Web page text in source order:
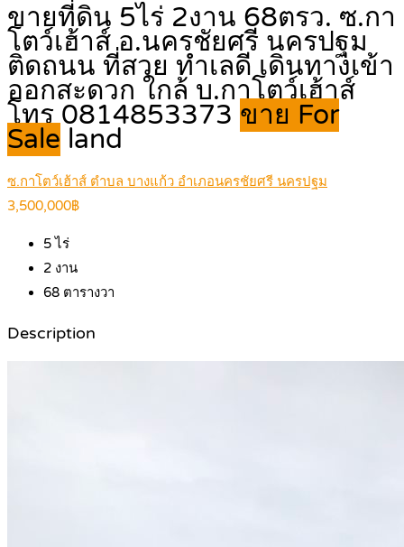
ขายที่ดิน 5ไร่ 2งาน 68ตรว. ซ.กา
โตว์เฮ้าส์ อ.นครชัยศรี นครปฐม
ติดถนน ที่สวย ทำเลดี เดินทางเข้า
ออกสะดวก ใกล้ บ.กาโตว์เฮ้าส์
โทร 0814853373 ขาย For
Sale land
ซ.กาโตว์เฮ้าส์ ตำบล บางแก้ว อำเภอนครชัยศรี นครปฐม
3,500,000฿
5ไร่
2 งาน
68 ตารางวา
Description